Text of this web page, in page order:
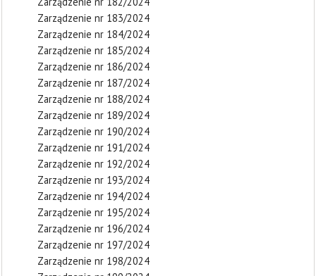
Zarządzenie nr 183/2024
Zarządzenie nr 184/2024
Zarządzenie nr 185/2024
Zarządzenie nr 186/2024
Zarządzenie nr 187/2024
Zarządzenie nr 188/2024
Zarządzenie nr 189/2024
Zarządzenie nr 190/2024
Zarządzenie nr 191/2024
Zarządzenie nr 192/2024
Zarządzenie nr 193/2024
Zarządzenie nr 194/2024
Zarządzenie nr 195/2024
Zarządzenie nr 196/2024
Zarządzenie nr 197/2024
Zarządzenie nr 198/2024